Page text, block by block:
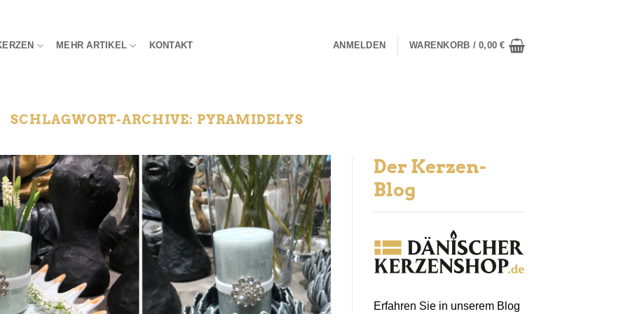
MEHR ARTIKEL KONTAKT ANMELDEN WARENKORB /0,00€
SCHLAGWORT-ARCHIVE: PYRAMIDELYS
Der Kerzen-
Blog
Erfahren Sie in unserem Blog